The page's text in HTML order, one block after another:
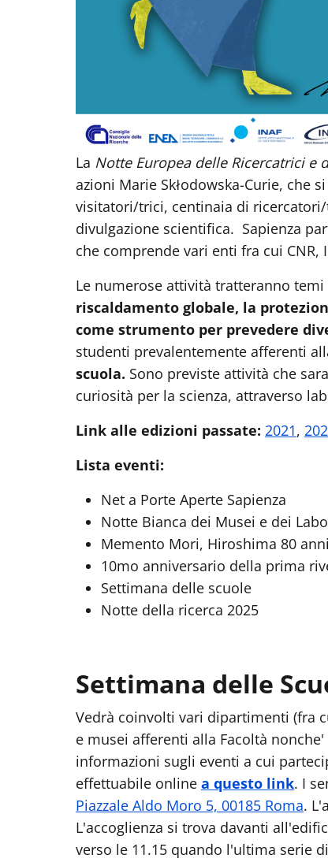
La Notte Europea delle Ricercatrici e
azioni Marie Skłodowska-Curie, che
visitatori/trici, centinaia di ricercatori/
divulgazione scientifica. Sapienza
che comprende vari enti fra cui CNR,
Le numerose attività tratteranno
riscaldamento globale, la
come strumento per prevedere
studenti prevalentemente afferenti
scuola. Sono previste attività che
curiosità per la scienza, attraverso
Link alle edizioni passate: 2021,
Lista eventi:
Net a Porte Aperte Sapienza
Notte Bianca dei Musei e dei
Memento Mori, Hiroshima 80
10mo anniversario della prima
Settimana delle scuole
Notte della ricerca 2025
Settimana delle
Vedrà coinvolti vari dipartimenti (fra
e musei afferenti alla Facoltà
informazioni sugli eventi a cui
effettuabile online a questo link. I
Piazzale Aldo Moro 5, 00185 Roma.
L'accoglienza si trova davanti
verso le 11.15 quando l'ultima serie